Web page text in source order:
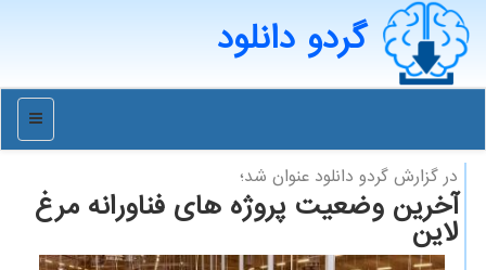
گردو دانلود
منو
در گزارش گردو دانلود عنوان شد؛
آخرین وضعیت پروژه های فناورانه مرغ
لاین